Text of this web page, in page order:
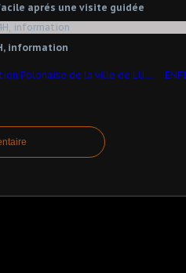
aprés une visite guidée
information
11 10 2024 Visite d'une délégation Polonaise de la ville de LUBSKO jumelée avec Masny. dans le cadre de Octobre rose